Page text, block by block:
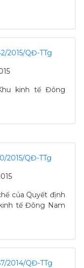
2015/QĐ-TTg
kinh tế Đông
2015/QĐ-TTg
của Quyết định
tế Đông Nam
2014/QĐ-TTg